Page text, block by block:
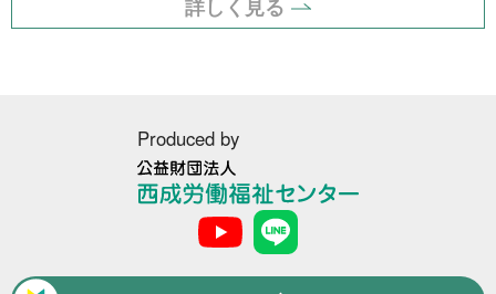
建設・土木・電気工事
配送・輸送・機械運転等
詳しく見る
Produced by
団